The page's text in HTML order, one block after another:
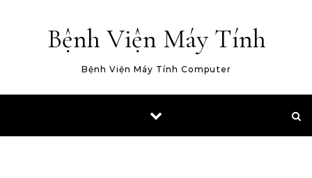
Bệnh Viện Máy Tính
Bệnh Viện Máy Tính Computer